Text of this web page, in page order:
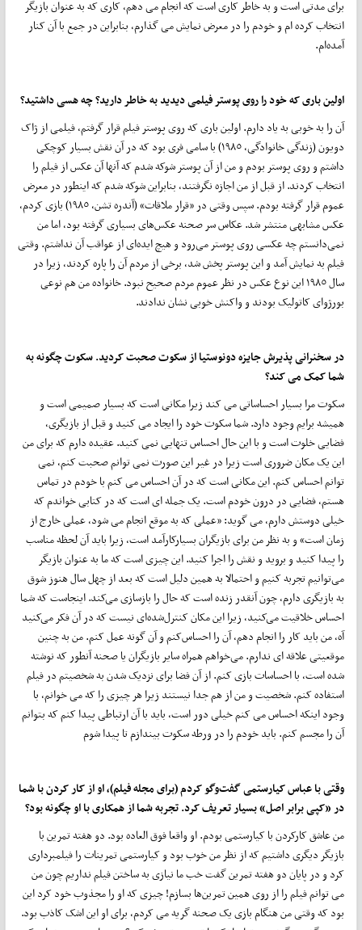
برای مدتی است و به خاطر کاری است که انجام می دهم، کاری که به عنوان بازیگر
انتخاب کرده ام و خودم را در معرض نمایش می گذارم، بنابراین در جمع با آن کنار
آمده‌ام.
اولین باری که خود را روی پوستر فیلمی دیدید به خاطر دارید؟ چه هسی داشتید؟
آن را به خوبی به یاد دارم. اولین باری که روی پوستر فیلم قرار گرفتم، فیلمی از ژاک
دویون (زندگی خانوادگی، ١٩٨٥) با سامی فری بود که در آن نقش بسیار کوچکی
داشتم و روی پوستر بودم و من از آن پوستر شوکه شدم که آنها آن عکس از فیلم را
انتخاب کردند. از قبل از من اجازه نگرفتند، بنابراین شوکه شدم که اینطور در معرض
عموم قرار گرفته بودم. سپس وقتی در «قرار ملاقات» (آندره تشن، ١٩٨٥) بازی کردم،
عکس مشابهی منتشر شد. عکاس سر صحنه عکس‌های بسیاری گرفته بود، اما من
نمی‌دانستم چه عکسی روی پوستر می‌رود و هیچ ایده‌ای از عواقب آن نداشتم. وقتی
فیلم به نمایش آمد و این پوستر پخش شد، برخی از مردم آن را پاره کردند، زیرا در
سال ١٩٨٥ این نوع عکس در نظر عموم مردم صحیح نبود. خانواده من هم نوعی
بورژوای کاتولیک بودند و واکنش خوبی نشان ندادند.
در سخنرانی پذیرش جایزه دونوستیا از سکوت صحبت کردید. سکوت چگونه به
شما کمک می کند؟
سکوت مرا بسیار احساساتی می کند زیرا مکانی است که بسیار صمیمی است و
همیشه برایم وجود دارد. شما سکوت خود را ایجاد می کنید و قبل از بازیگری،
فضایی خلوت است و با این حال احساس تنهایی نمی کنید. عقیده دارم که برای من
این یک مکان ضروری است زیرا در غیر این صورت نمی توانم صحبت کنم، نمی
توانم احساس کنم. این مکانی است که در آن احساس می کنم با خودم در تماس
هستم، فضایی در درون خودم است. یک جمله ای است که در کتابی خواندم که
خیلی دوستش دارم، می گوید: «عملی که به موقع انجام می شود، عملی خارج از
زمان است» و به نظر من برای بازیگران بسیارکارآمد است، زیرا باید آن لحظه مناسب
را پیدا کنید و بروید و نقش را اجرا کنید. این چیزی است که ما به عنوان بازیگر
می‌توانیم تجربه کنیم و احتمالا به همین دلیل است که بعد از چهل سال هنوز شوق
به بازیگری دارم، چون آنقدر زنده است که حال را بازسازی می‌کند. اینجاست که شما
احساس خلاقیت می‌کنید، زیرا این مکان کنترل‌شده‌ای نیست که در آن فکر می‌کنید
آه، من باید کار را انجام ‌دهم، آن را احساس‌کنم و آن گونه عمل ‌کنم. من به چنین
موقعیتی علاقه ای ندارم. می‌خواهم همراه سایر بازیگران یا صحنه آنطور که نوشته
شده است، با احساسات بازی کنم. از آن فضا برای نزدیک شدن به شخصیتم در فیلم
استفاده کنم. شخصیت و من از هم جدا نیستند زیرا هر چیزی را که می خوانم، با
وجود اینکه احساس می کنم خیلی دور است، باید با آن ارتباطی پیدا کنم که بتوانم
آن را مجسم کنم. باید خودم را در ورطه سکوت بیندازم تا پیدا شوم
وقتی با عباس کیارستمی گفت‌وگو کردم (برای مجله فیلم)، او از کار کردن با شما
در «کپی برابر اصل» بسیار تعریف کرد. تجربه شما از همکاری با او چگونه بود؟
من عاشق کارکردن با کیارستمی بودم. او واقعا فوق العاده بود. دو هفته تمرین با
بازیگر دیگری داشتیم که از نظر من خوب بود و کیارستمی تمرینات را فیلمبرداری
کرد و در پایان دو هفته تمرین گفت خب ما نیازی به ساختن فیلم نداریم چون من
می توانم فیلم را از روی همین تمرین‌ها بسازم! چیزی که او را مجذوب خود کرد این
بود که وقتی من هنگام بازی یک صحنه گریه می کردم، برای او این اشک کاذب بود.